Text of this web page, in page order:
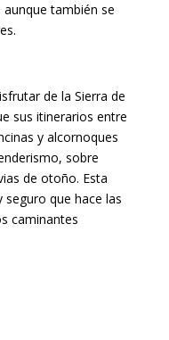
aunque también se
de la Sierra de
sus itinerarios entre
y alcornoques
sobre
de otoño. Esta
que hace las
caminantes